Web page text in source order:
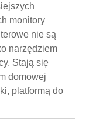
monitory
nie są
narzędziem
Stają się
domowej
platformą do